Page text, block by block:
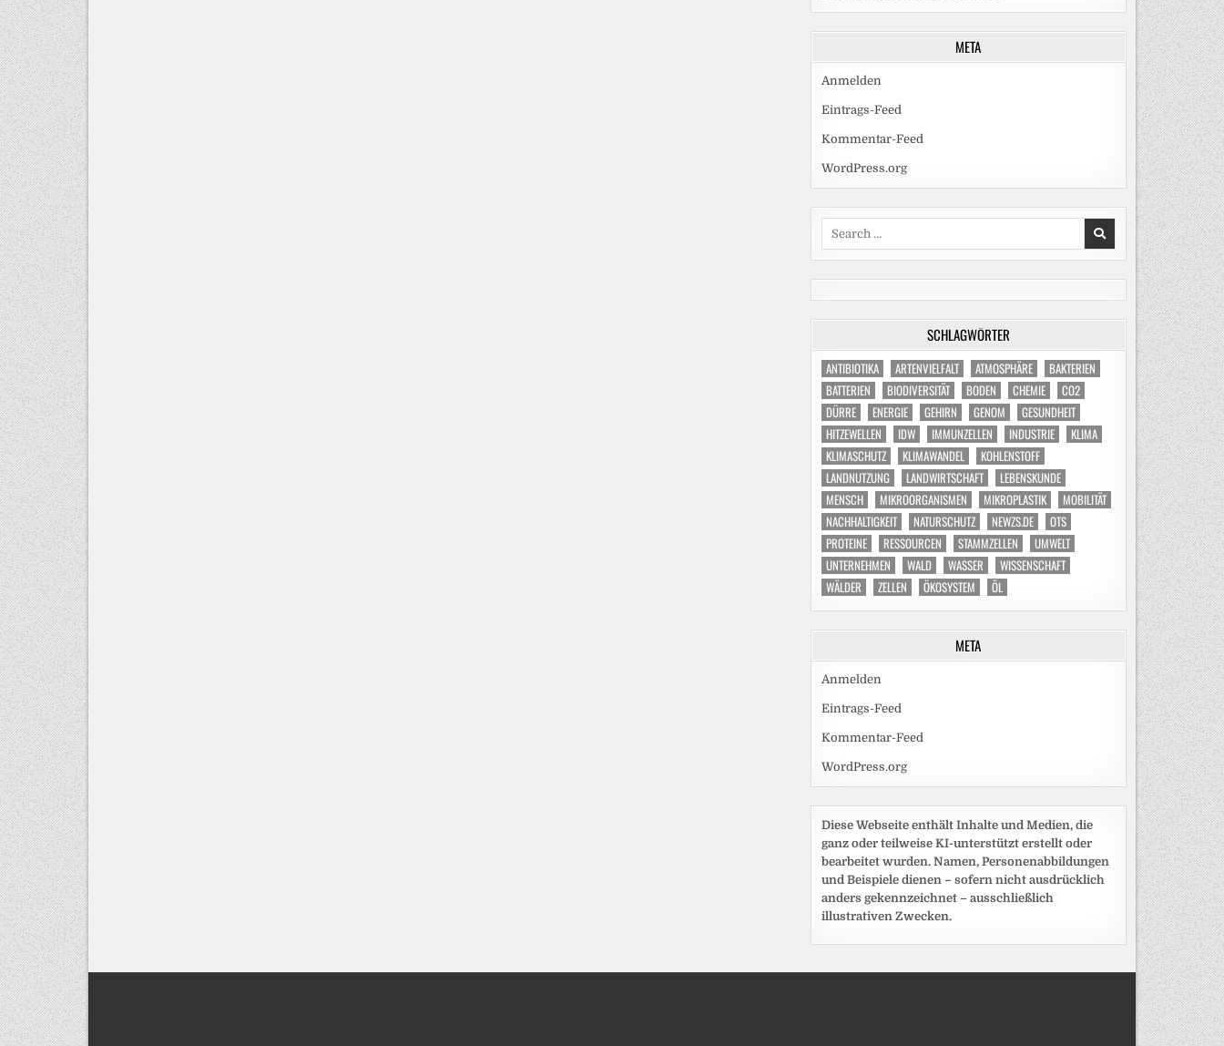
META
Anmelden
Eintrags-Feed
Kommentar-Feed
WordPress.org
SCHLAGWÖRTER
ANTIBIOTIKA ARTENVIELFALT ATMOSPHÄRE
BAKTERIEN
BATTERIEN
BIODIVERSITÄT BODEN CHEMIE
CO2
DÜRRE
ENERGIE GEHIRN GENOM
GESUNDHEIT
HITZEWELLEN
IDW IMMUNZELLEN INDUSTRIE
KLIMA
KLIMASCHUTZ
KLIMAWANDEL
KOHLENSTOFF
LANDNUTZUNG
LANDWIRTSCHAFT
LEBENSKUNDE
MENSCH
MIKROORGANISMEN MIKROPLASTIK
MOBILITÄT
NACHHALTIGKEIT
NATURSCHUTZ NEWZS.DE
OTS
PROTEINE
RESSOURCEN STAMMZELLEN
UMWELT
UNTERNEHMEN
WALD WASSER
WISSENSCHAFT
WÄLDER
ZELLEN ÖKOSYSTEM ÖL
META
Anmelden
Eintrags-Feed
Kommentar-Feed
WordPress.org
Diese Webseite enthält Inhalte und Medien, die
ganz oder teilweise KI-unterstützt erstellt oder
bearbeitet wurden. Namen, Personenabbildungen
und Beispiele dienen – sofern nicht ausdrücklich
anders gekennzeichnet – ausschließlich
illustrativen Zwecken.